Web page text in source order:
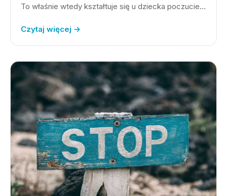
To właśnie wtedy kształtuje się u dziecka poczucie…
Czytaj więcej →